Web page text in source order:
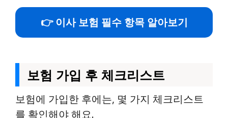
👉 이사 보험 필수 항목 알아보기
보험 가입 후 체크리스트
보험에 가입한 후에는, 몇 가지 체크리스트
를 확인해야 해요.